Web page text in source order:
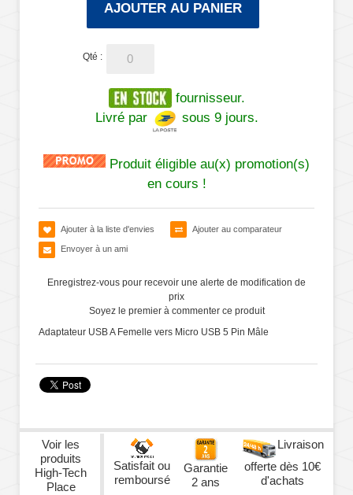
AJOUTER AU PANIER
Qté :
fournisseur.
Livré par
sous 9 jours.
Produit éligible au(x) promotion(s)
en cours !
Ajouter à la liste d'envies Ajouter au comparateur
Envoyer à un ami
Enregistrez-vous pour recevoir une alerte de modification de
prix
Soyez le premier à commenter ce produit
Adaptateur USB A Femelle vers Micro USB 5 Pin Mâle
Voir les
produits
High-Tech
Place
Satisfait ou
remboursé
Garantie
2 ans
Livraison
offerte dès 10€
d'achats